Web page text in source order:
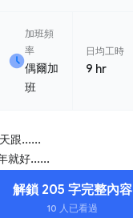
加班頻
率
偶爾加
班
日均工時
9 hr
跟......
就好......
解鎖 205 字完整內容
10 人已看過